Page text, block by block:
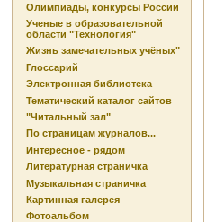
Олимпиады, конкурсы России
Ученые в образовательной
области "Технология"
Жизнь замечательных учёных"
Глоссарий
Электронная библиотека
Тематический каталог сайтов
"Читальный зал"
По страницам журналов...
Интересное - рядом
Литературная страничка
Музыкальная страничка
Картинная галерея
Фотоальбом